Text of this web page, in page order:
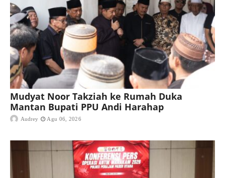
Mudyat Noor Takziah ke Rumah Duka
Mantan Bupati PPU Andi Harahap
Audrey Agu 06, 2026